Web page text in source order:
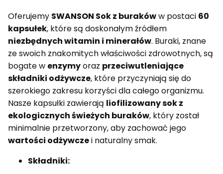
Oferujemy SWANSON Sok z burakóww postaci 60
kapsułek, które są doskonałym źródłem
niezbędnych witamin i minerałów. Buraki, znane
ze swoich znakomitych właściwości zdrowotnych, są
bogate w enzymyoraz przeciwutleniające
składniki odżywcze, które przyczyniają się do
szerokiego zakresu korzyści dla całego organizmu.
Nasze kapsułki zawierają liofilizowany sok z
ekologicznych świeżych buraków, który został
minimalnie przetworzony, aby zachować jego
wartości odżywczei naturalny smak.
Składniki: